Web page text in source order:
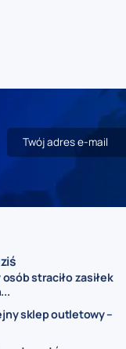
straciło zasiłek
sklep outletowy –